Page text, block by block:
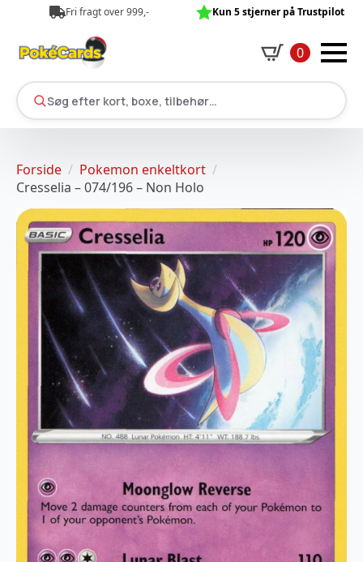
Fri fragt over 999,- Kun 5 stjerner på Trustpilot
0
Søg efter kort, boxe, tilbehør…
Forside
Pokemon enkeltkort
Cresselia – 074/196 – Non Holo